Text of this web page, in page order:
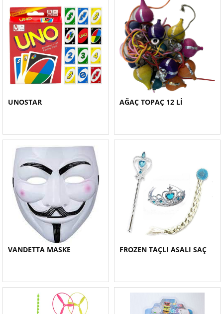
UNOSTAR AĞAÇ TOPAÇ 12 Lİ
VANDETTA MASKE FROZEN TAÇLI ASALI SAÇ